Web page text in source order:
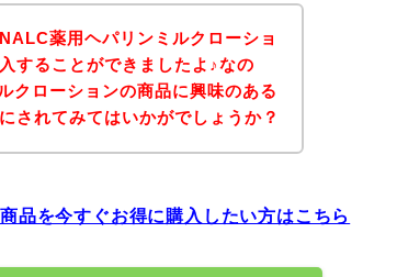
薬用ヘパリンミルクローショ
することができましたよ♪なの
クローションの商品に興味のある
されてみてはいかがでしょうか？
品を今すぐお得に購入したい方はこちら